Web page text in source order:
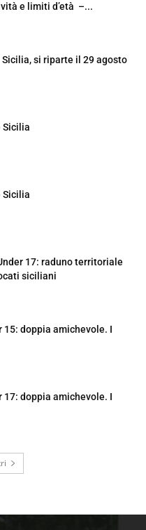
e limiti d’età –...
si riparte il 29 agosto
Sicilia
Sicilia
17: raduno territoriale
siciliani
15: doppia amichevole. I
17: doppia amichevole. I